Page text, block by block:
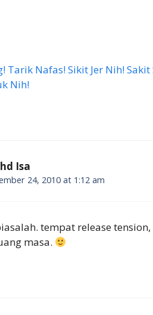
Tarik Nafas! Sikit Jer Nih! Sakit
Nih!
Isa
24, 2010 at 1:12 am
tempat release tension,
masa.